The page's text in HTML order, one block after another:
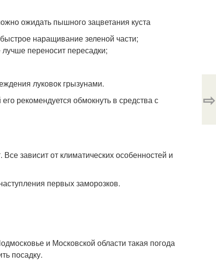
ожидать пышного зацветания куста
наращивание зеленой части;
переносит пересадки;
луковок грызунами.
рекомендуется обмокнуть в средства с
зависит от климатических особенностей и
первых заморозков.
и Московской области такая погода
посадку.
⇨